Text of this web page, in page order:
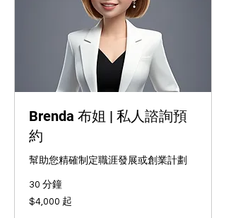
Brenda 布姐 | 私人諮詢預
約
幫助您精確制定職涯發展或創業計劃
30 分鐘
4,000
新
$4,000 起